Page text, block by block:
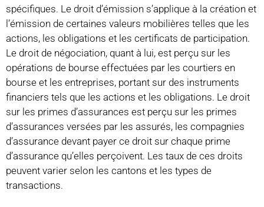
spécifiques. Le droit d’émission s’applique à la création et
l’émission de certaines valeurs mobilières telles que les
actions, les obligations et les certificats de participation.
Le droit de négociation, quant à lui, est perçu sur les
opérations de bourse effectuées par les courtiers en
bourse et les entreprises, portant sur des instruments
financiers tels que les actions et les obligations. Le droit
sur les primes d’assurances est perçu sur les primes
d’assurances versées par les assurés, les compagnies
d’assurance devant payer ce droit sur chaque prime
d’assurance qu’elles perçoivent. Les taux de ces droits
peuvent varier selon les cantons et les types de
transactions.